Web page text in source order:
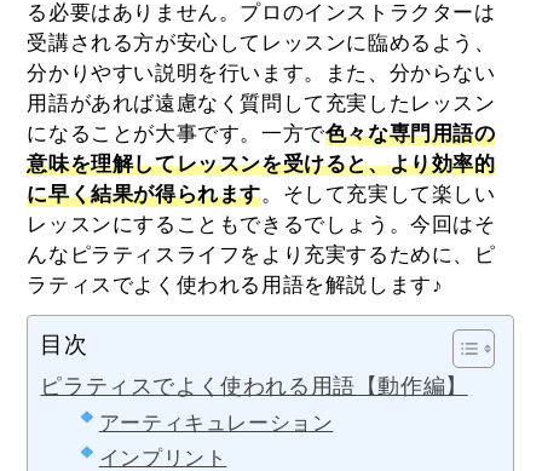
る必要はありません。プロのインストラクターは
受講される方が安心してレッスンに臨めるよう、
分かりやすい説明を行います。また、分からない
用語があれば遠慮なく質問して充実したレッスン
になることが大事です。一方で色々な専門用語の
意味を理解してレッスンを受けると、より効率的
に早く結果が得られます。そして充実して楽しい
レッスンにすることもできるでしょう。今回はそ
んなピラティスライフをより充実するために、ピ
ラティスでよく使われる用語を解説します♪
目次
ピラティスでよく使われる用語【動作編】
アーティキュレーション
インプリント